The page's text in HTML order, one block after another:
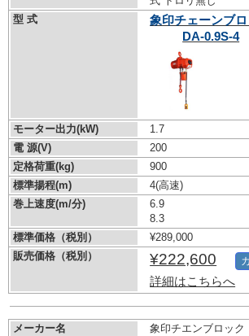
型 式
象印チェーンブロ
DA-0.9S-4
モーター出力(kW)
1.7
電 源(V)
200
定格荷重(kg)
900
標準揚程(m)
4(高速)
巻上速度(m/分)
6.9
8.3
標準価格（税別）
¥289,000
販売価格（税別）
¥222,600
詳細はこちらへ
メーカー名
象印チエンブロック